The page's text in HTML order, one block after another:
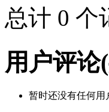
总计 0 个
用户评论
暂时还没有任何用